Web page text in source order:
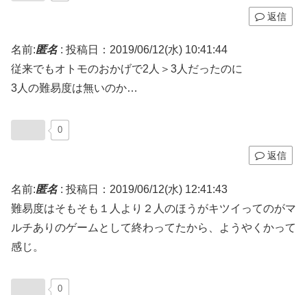
返信
名前:匿名: 投稿日：2019/06/12(水) 10:41:44
従来でもオトモのおかげで2人＞3人だったのに
3人の難易度は無いのか…
0
返信
名前:匿名: 投稿日：2019/06/12(水) 12:41:43
難易度はそもそも１人より２人のほうがキツイってのがマ
ルチありのゲームとして終わってたから、ようやくかって
感じ。
0